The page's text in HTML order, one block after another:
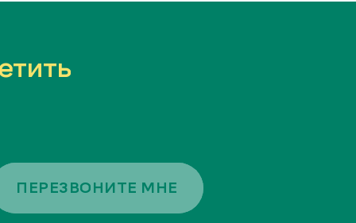
ПЕРЕЗВОНИТЕ МНЕ